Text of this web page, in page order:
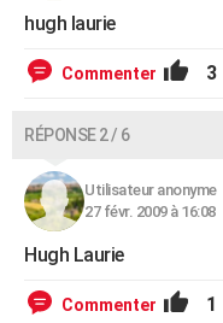
COPAINS D'AVANT
S'inscrire
Se connecter
Lycées
Collèges
Primaires
Universités
Entreprises
Service militaire
Avis de recherche
AVIS DE DÉCÈS
hugh laurie
Commenter 3
RÉPONSE 2 / 6
Utilisateur anonyme
27 févr. 2009 à 16:08
Hugh Laurie
Commenter 1